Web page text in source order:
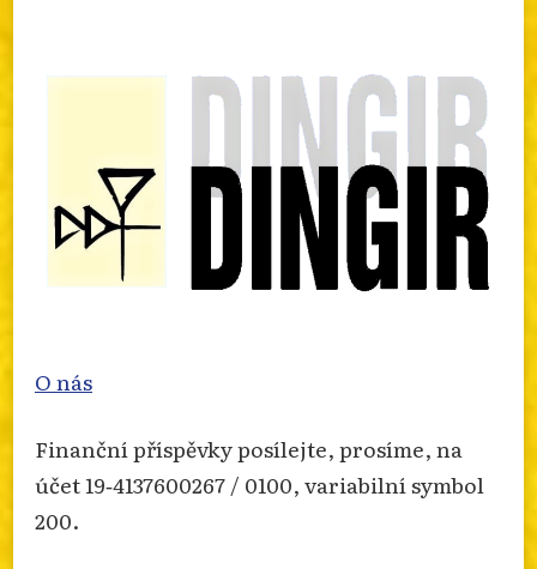
Photo
O nás
Finanční příspěvky posílejte, prosíme, na
účet 19‐4137600267 / 0100, variabilní symbol
200.